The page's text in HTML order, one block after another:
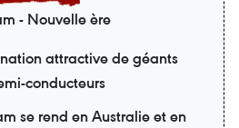
- Nouvelle ère
attractive de géants
conducteurs
se rend en Australie et en